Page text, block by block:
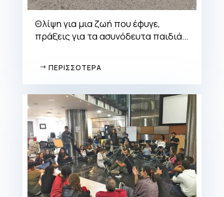
Θλίψη για μια ζωή που έφυγε,
πράξεις για τα ασυνόδευτα παιδιά…
ΠΕΡΙΣΣΟΤΕΡΑ